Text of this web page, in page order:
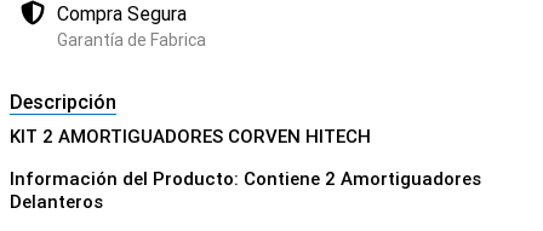
Compra Segura
Garantía de Fabrica
Descripción
KIT 2 AMORTIGUADORES CORVEN HITECH
Información del Producto: Contiene 2 Amortiguadores
Delanteros